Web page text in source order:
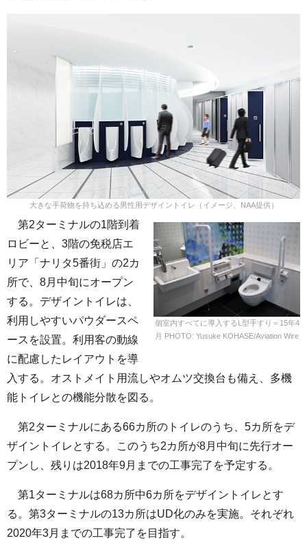
大きな手荷物を持ち込める男性用デザイントイレ（イメージ、NAA提供）
個室内すべてに導入するL型手すり＝15年4
月 PHOTO: Yusuke KOHASE/Aviation Wire
第2ターミナルの1階到着
ロビーと、3階の免税店エ
リア「ナリタ5番街」の2カ
所で、8月中旬にオープン
する。デザイントイレは、
利用しやすいパウダースペ
ースを設置。利用客の動線
に配慮したレイアウトを導
入する。オストメイト用流しやオムツ交換台も備え、多機
能トイレとの機能分散を図る。
第2ターミナルにある66カ所のトイレのうち、5カ所をデ
ザイントイレとする。このうち2カ所が8月中旬に先行オー
プンし、残りは2018年9月までの工事完了を予定する。
第1ターミナルは68カ所中6カ所をデザイントイレとす
る。第3ターミナルの13カ所はUD化のみを実施。それぞれ
2020年3月までの工事完了を目指す。